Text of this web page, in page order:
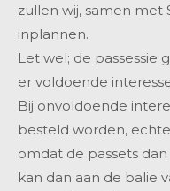
zullen wij, samen met
inplannen.
Let wel; de passessie
er voldoende
Bij onvoldoende
besteld worden,
omdat de passets
kan dan aan de balie